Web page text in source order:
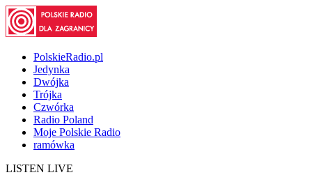
PolskieRadio.pl
Jedynka
Dwójka
Trójka
Czwórka
Radio Poland
Moje Polskie Radio
ramówka
LISTEN LIVE